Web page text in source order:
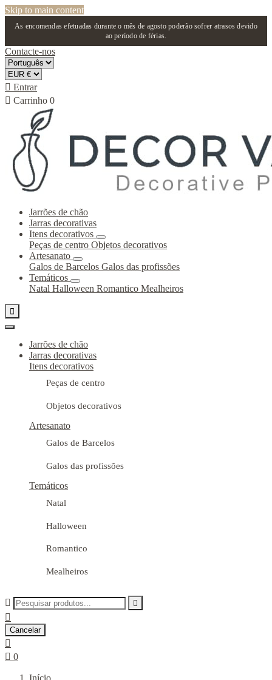
Skip to main content
As encomendas efetuadas durante o mês de agosto poderão sofrer atrasos devido
ao período de férias.
Contacte-nos
 Entrar
 Carrinho 0
Jarrões de chão
Jarras decorativas
Itens decorativos
Peças de centro Objetos decorativos
Artesanato
Galos de Barcelos Galos das profissões
Temáticos
Natal Halloween Romantico Mealheiros

Jarrões de chão
Jarras decorativas
Itens decorativos
Peças de centro
Objetos decorativos
Artesanato
Galos de Barcelos
Galos das profissões
Temáticos
Natal
Halloween
Romantico
Mealheiros
 

Cancelar

 0